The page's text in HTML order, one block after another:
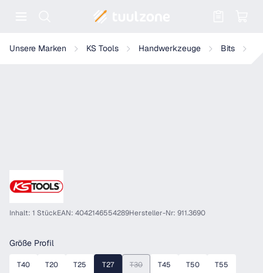
Unsere Marken KS Tools Handwerkzeuge Bits
KS Tools 5/16" Bit
Inhalt: 1 StückEAN: 4042146554289Hersteller-Nr: 911.3690
Größe Profil
T40 T20 T25 T27 T30(Diese Option ist zurzeit nicht verfügbar.)
T45 T50 T55